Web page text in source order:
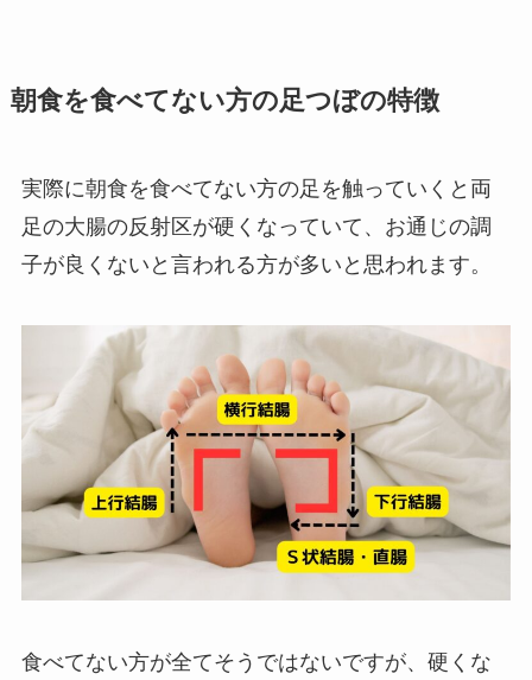
朝食を食べてない方の足つぼの特徴
実際に朝食を食べてない方の足を触っていくと両
足の大腸の反射区が硬くなっていて、お通じの調
子が良くないと言われる方が多いと思われます。
食べてない方が全てそうではないですが、硬くな